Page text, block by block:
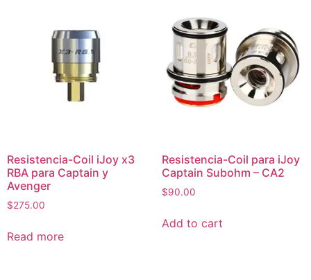
Resistencia-Coil iJoy x3
RBA para Captain y
Avenger
$275.00
Read more
Resistencia-Coil para iJoy
Captain Subohm – CA2
$90.00
Add to cart